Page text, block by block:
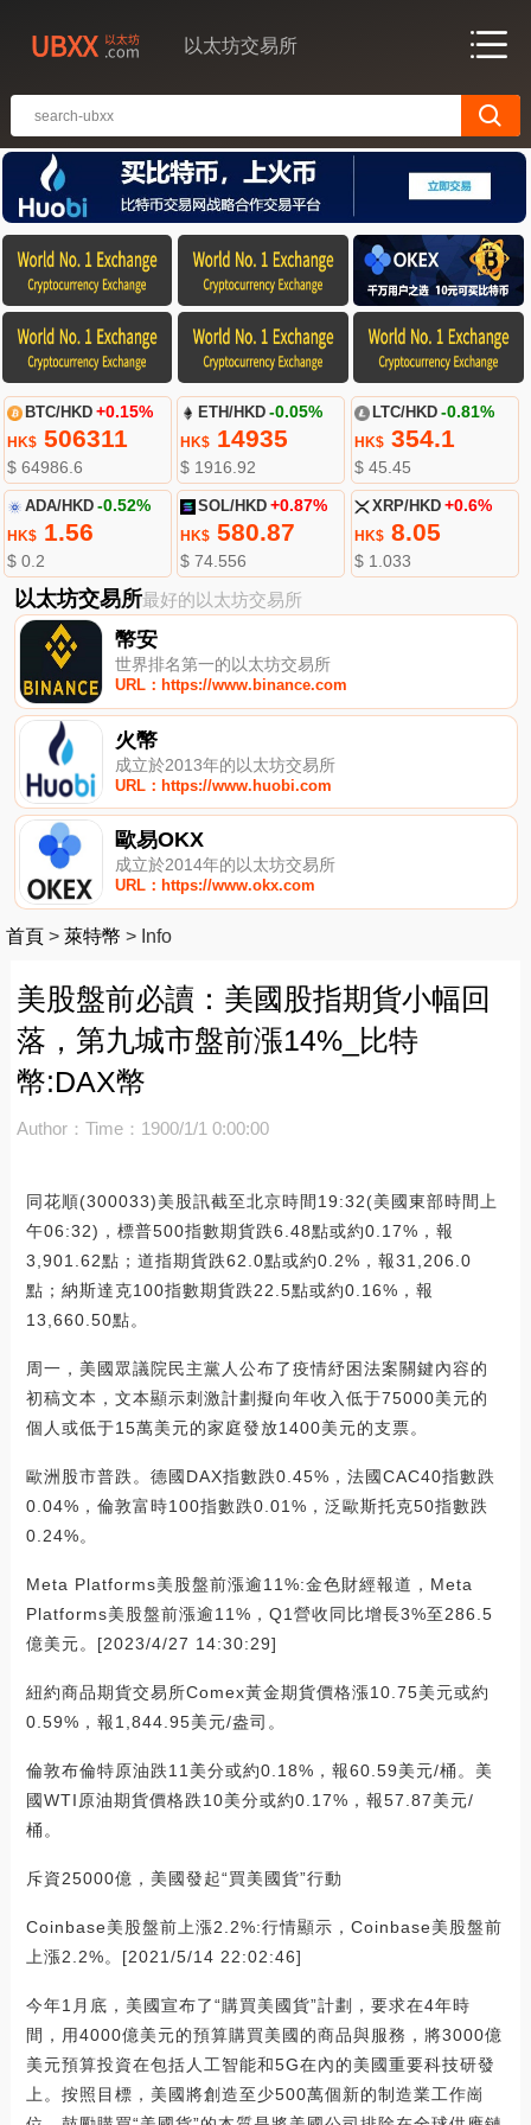
以太坊交易所
BTC/HKD +0.15%
HK$506311
$ 64986.6
ETH/HKD -0.05%
HK$ 14935
$ 1916.92
LTC/HKD -0.81%
HK$354.1
$ 45.45
ADA/HKD -0.52%
HK$1.56
$ 0.2
SOL/HKD +0.87%
HK$ 580.87
$ 74.556
XRP/HKD +0.6%
HK$8.05
$ 1.033
以太坊交易所最好的以太坊交易所
幣安
世界排名第一的以太坊交易所
URL：https://www.binance.com
火幣
成立於2013年的以太坊交易所
URL：https://www.huobi.com
歐易OKX
成立於2014年的以太坊交易所
URL：https://www.okx.com
首頁 > 萊特幣 > Info
美股盤前必讀：美國股指期貨小幅回
落，第九城市盤前漲14%_比特
幣:DAX幣
Author： Time：1900/1/1 0:00:00
同花順(300033)美股訊截至北京時間19:32(美國東部時間上
午06:32)，標普500指數期貨跌6.48點或約0.17%，報
3,901.62點；道指期貨跌62.0點或約0.2%，報31,206.0
點；納斯達克100指數期貨跌22.5點或約0.16%，報
13,660.50點。
周一，美國眾議院民主黨人公布了疫情紓困法案關鍵內容的
初稿文本，文本顯示刺激計劃擬向年收入低于75000美元的
個人或低于15萬美元的家庭發放1400美元的支票。
歐洲股市普跌。德國DAX指數跌0.45%，法國CAC40指數跌
0.04%，倫敦富時100指數跌0.01%，泛歐斯托克50指數跌
0.24%。
Meta Platforms美股盤前漲逾11%:金色財經報道，Meta
Platforms美股盤前漲逾11%，Q1營收同比增長3%至286.5
億美元。[2023/4/27 14:30:29]
紐約商品期貨交易所Comex黃金期貨價格漲10.75美元或約
0.59%，報1,844.95美元/盎司。
倫敦布倫特原油跌11美分或約0.18%，報60.59美元/桶。美
國WTI原油期貨價格跌10美分或約0.17%，報57.87美元/
桶。
斥資25000億，美國發起“買美國貨”行動
Coinbase美股盤前上漲2.2%:行情顯示，Coinbase美股盤前
上漲2.2%。[2021/5/14 22:02:46]
今年1月底，美國宣布了“購買美國貨”計劃，要求在4年時
間，用4000億美元的預算購買美國的商品與服務，將3000億
美元預算投資在包括人工智能和5G在內的美國重要科技研發
上。按照目標，美國將創造至少500萬個新的制造業工作崗